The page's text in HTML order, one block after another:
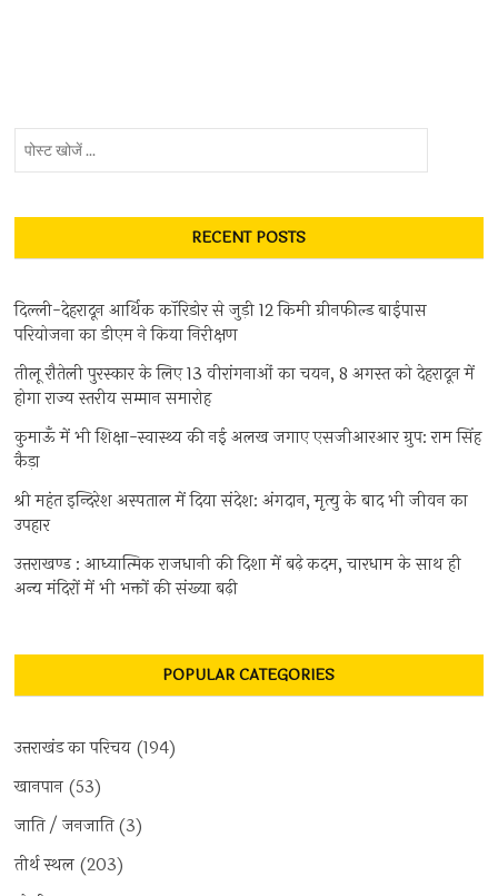
RECENT POSTS
दिल्ली-देहरादून आर्थिक कॉरिडोर से जुड़ी 12 किमी ग्रीनफील्ड बाईपास
परियोजना का डीएम ने किया निरीक्षण
तीलू रौतेली पुरस्कार के लिए 13 वीरांगनाओं का चयन, 8 अगस्त को देहरादून में
होगा राज्य स्तरीय सम्मान समारोह
कुमाऊँ में भी शिक्षा-स्वास्थ्य की नई अलख जगाए एसजीआरआर ग्रुप: राम सिंह
कैड़ा
श्री महंत इन्दिरेश अस्पताल में दिया संदेश: अंगदान, मृत्यु के बाद भी जीवन का
उपहार
उत्तराखण्ड : आध्यात्मिक राजधानी की दिशा में बढ़े कदम, चारधाम के साथ ही
अन्य मंदिरों में भी भक्तों की संख्या बढ़ी
POPULAR CATEGORIES
उत्तराखंड का परिचय (194)
खानपान (53)
जाति / जनजाति(3)
तीर्थ स्थल (203)